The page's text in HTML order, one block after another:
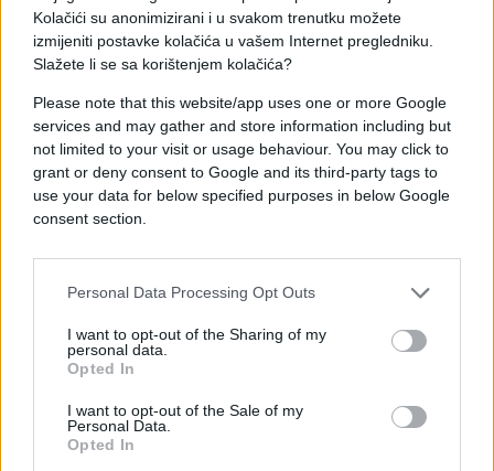
Kolačići su anonimizirani i u svakom trenutku možete
izmijeniti postavke kolačića u vašem Internet pregledniku.
Slažete li se sa korištenjem kolačića?
Please note that this website/app uses one or more Google
services and may gather and store information including but
not limited to your visit or usage behaviour. You may click to
grant or deny consent to Google and its third-party tags to
use your data for below specified purposes in below Google
consent section.
Personal Data Processing Opt Outs
I want to opt-out of the Sharing of my
personal data.
Opted In
I want to opt-out of the Sale of my
Personal Data.
Opted In
i zbližavanje ljudi različitih uvjerenja.
Običaj je da se u ašuru stavi od sedam do 77 slatkih
i slanih namirnica, prema vlastitom izboru, ali broj
treba biti neparan i važno je da se ašura podijeli
komšijama i rodbini. U tom smislu ašura podsjeća
na obnovu razorenog društva i njegovo ponovno
rađanje.